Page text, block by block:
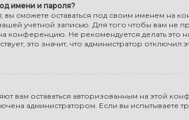
имени и пароля?
, вы сможете оставаться под своим именем на
учётной записью. Для того чтобы вам не
конференцию. Не рекомендуется делать это
это значит, что администратор отключил
вам оставаться авторизованным на этой
администратором. Если вы испытываете